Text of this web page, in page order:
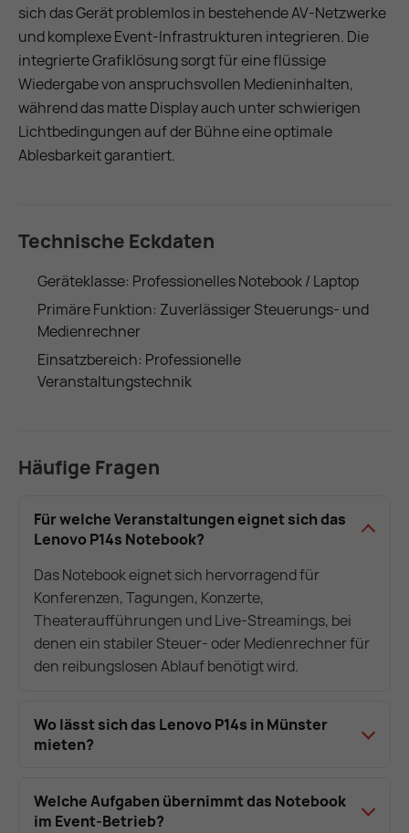
sich das Gerät problemlos in bestehende AV-Netzwerke
und komplexe Event-Infrastrukturen integrieren. Die
integrierte Grafiklösung sorgt für eine flüssige
Wiedergabe von anspruchsvollen Medieninhalten,
während das matte Display auch unter schwierigen
Lichtbedingungen auf der Bühne eine optimale
Ablesbarkeit garantiert.
Technische Eckdaten
Geräteklasse: Professionelles Notebook / Laptop
Primäre Funktion: Zuverlässiger Steuerungs- und
Medienrechner
Einsatzbereich: Professionelle
Veranstaltungstechnik
Häufige Fragen
Für welche Veranstaltungen eignet sich das
Lenovo P14s Notebook?
Das Notebook eignet sich hervorragend für
Konferenzen, Tagungen, Konzerte,
Theateraufführungen und Live-Streamings, bei
denen ein stabiler Steuer- oder Medienrechner für
den reibungslosen Ablauf benötigt wird.
Wo lässt sich das Lenovo P14s in Münster
mieten?
Welche Aufgaben übernimmt das Notebook
im Event-Betrieb?